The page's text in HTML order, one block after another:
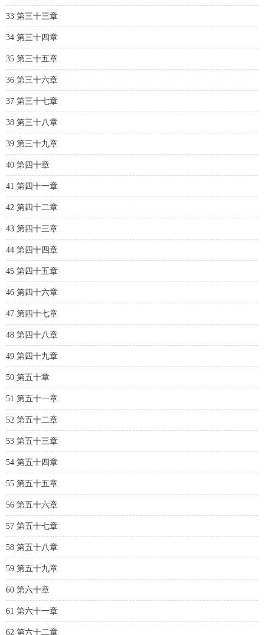
33 第三十三章
34 第三十四章
35 第三十五章
36 第三十六章
37 第三十七章
38 第三十八章
39 第三十九章
40 第四十章
41 第四十一章
42 第四十二章
43 第四十三章
44 第四十四章
45 第四十五章
46 第四十六章
47 第四十七章
48 第四十八章
49 第四十九章
50 第五十章
51 第五十一章
52 第五十二章
53 第五十三章
54 第五十四章
55 第五十五章
56 第五十六章
57 第五十七章
58 第五十八章
59 第五十九章
60 第六十章
61 第六十一章
62 第六十二章